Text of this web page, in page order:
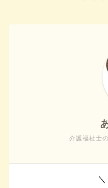
介護福祉士